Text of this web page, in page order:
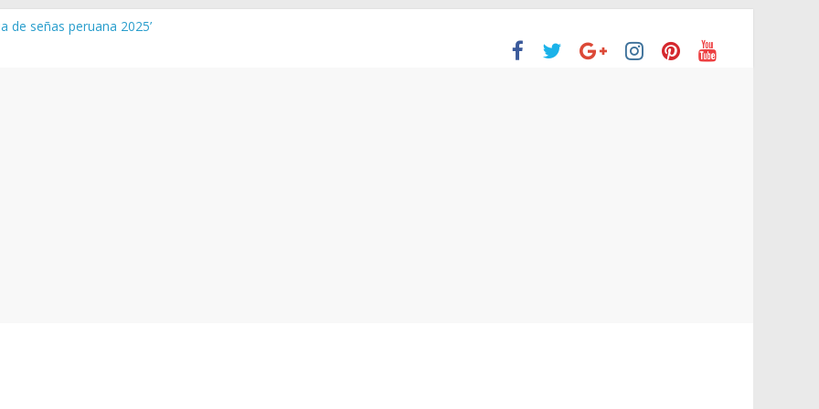
de señas peruana 2025’